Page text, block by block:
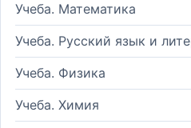
Учеба. Математика
Учеба. Русский язык и
Учеба. Физика
Учеба. Химия